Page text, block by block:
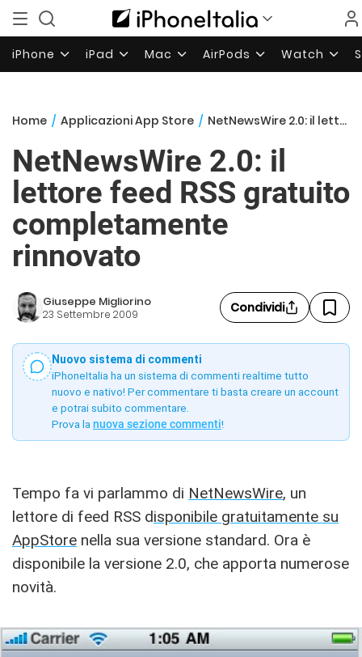
iPhone iPad Mac AirPods Watch
Home / Applicazioni App Store / NetNewsWire 2.0: il lettore feed RSS gratuito completamente rinnovato
NetNewsWire 2.0: il
lettore feed RSS gratuito
completamente
rinnovato
Giuseppe Migliorino
23 Settembre 2009 Condividi
Nuovo sistema di commenti
iPhoneItalia ha un sistema di commenti realtime tutto
nuovo e nativo! Per commentare ti basta creare un account
e potrai subito commentare.
Prova la nuova sezione commenti!
Tempo fa vi parlammo di NetNewsWire, un
lettore di feed RSS disponibile gratuitamente su
AppStore nella sua versione standard. Ora è
disponibile la versione 2.0, che apporta numerose
novità.